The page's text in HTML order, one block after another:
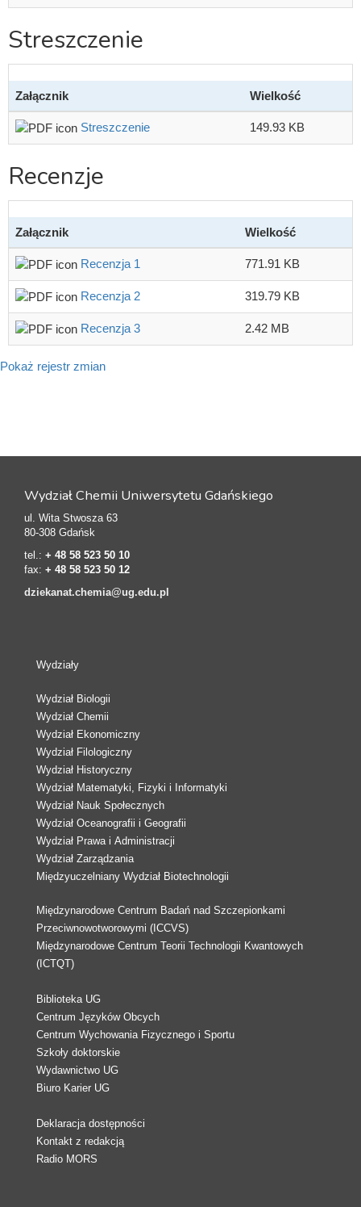
Streszczenie
Załącznik Wielkość
Streszczenie 149.93 KB
Recenzje
Załącznik Wielkość
Recenzja 1 771.91 KB
Recenzja 2 319.79 KB
Recenzja 3 2.42 MB
Pokaż rejestr zmian
Wydział Chemii Uniwersytetu Gdańskiego
ul. Wita Stwosza 63
80-308 Gdańsk
tel.: + 48 58 523 50 10
fax: + 48 58 523 50 12
dziekanat.chemia@ug.edu.pl
Wydziały
Wydział Biologii
Wydział Chemii
Wydział Ekonomiczny
Wydział Filologiczny
Wydział Historyczny
Wydział Matematyki, Fizyki i Informatyki
Wydział Nauk Społecznych
Wydział Oceanografii i Geografii
Wydział Prawa i Administracji
Wydział Zarządzania
Międzyuczelniany Wydział Biotechnologii
Międzynarodowe Centrum Badań nad Szczepionkami
Przeciwnowotworowymi (ICCVS)
Międzynarodowe Centrum Teorii Technologii Kwantowych
(ICTQT)
Biblioteka UG
Centrum Języków Obcych
Centrum Wychowania Fizycznego i Sportu
Szkoły doktorskie
Wydawnictwo UG
Biuro Karier UG
Deklaracja dostępności
Kontakt z redakcją
Radio MORS